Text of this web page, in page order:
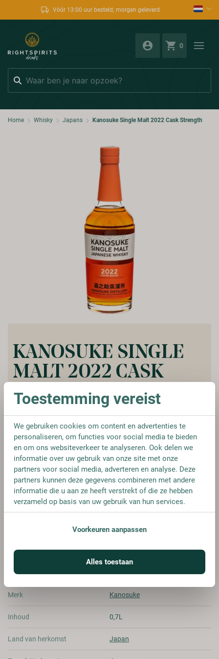
Vóór 13:00 uur besteld; morgen geleverd
0
Home Whisky Japans Kanosuke Single Malt 2022 Cask Strength
Alcohol 59.00%
Merk Kanosuke
Inhoud 0,7L
Land van herkomst Japan
KANOSUKE SINGLE
MALT 2022 CASK
STRENGTH
€ 152,95
FLES
€ 152,95
Toestemming vereist
We gebruiken cookies om content en advertenties te
personaliseren, om functies voor social media te bieden
en om ons websiteverkeer te analyseren. Ook delen we
informatie over uw gebruik van onze site met onze
partners voor social media, adverteren en analyse. Deze
partners kunnen deze gegevens combineren met andere
informatie die u aan ze heeft verstrekt of die ze hebben
verzameld op basis van uw gebruik van hun services.
Voorkeuren aanpassen
Alles toestaan